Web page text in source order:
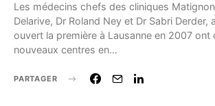
Les médecins chefs des cliniques
Delarive, Dr Roland Ney et Dr Sabri Derder,
ouvert la première à Lausanne en 2007 ont
nouveaux centres en…
PARTAGER